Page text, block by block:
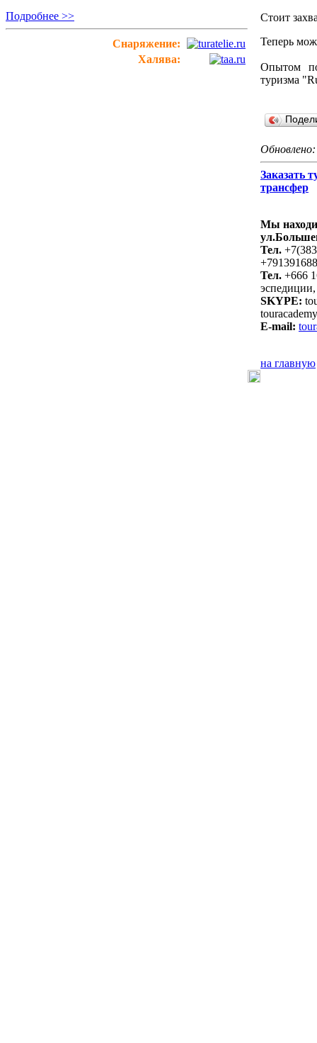
Подробнее >>
Снаряжение:
Халява:
Стоит
Теперь
Опытом
туризма
Заказать
трансфер
Мы
Тел.
Тел. +666
SKYPE:
E-mail:
на главную